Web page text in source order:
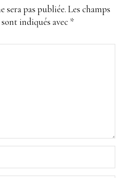
sera pas publiée. Les champs
indiqués avec *